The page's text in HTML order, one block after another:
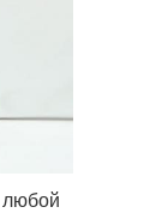
любой